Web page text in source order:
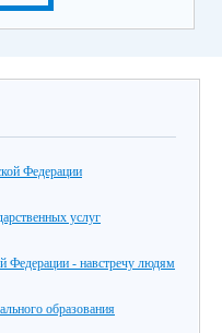
Федерации
услуг
Федерации - навстречу людям
образования